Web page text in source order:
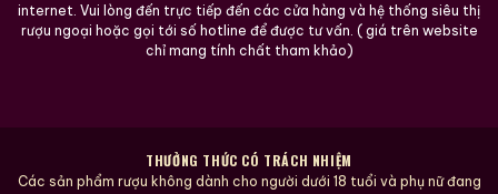
internet. Vui lòng đến trực tiếp đến các cửa hàng và hệ thống siêu thị
rượu ngoại hoặc gọi tới số hotline để được tư vấn. ( giá trên website
chỉ mang tính chất tham khảo)
THƯỞNG THỨC CÓ TRÁCH NHIỆM
Các sản phẩm rượu không dành cho người dưới 18 tuổi và phụ nữ đang